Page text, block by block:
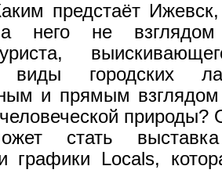
предстаёт
него не взглядом
виды городских
и прямым взглядом
природы?
стать
графики Locals,